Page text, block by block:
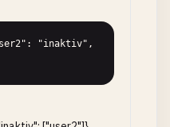
"inaktiv",